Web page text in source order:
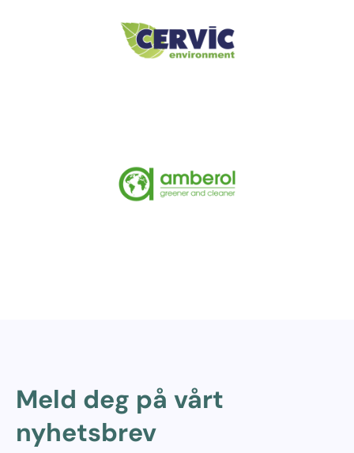
Meld deg på vårt
nyhetsbrev